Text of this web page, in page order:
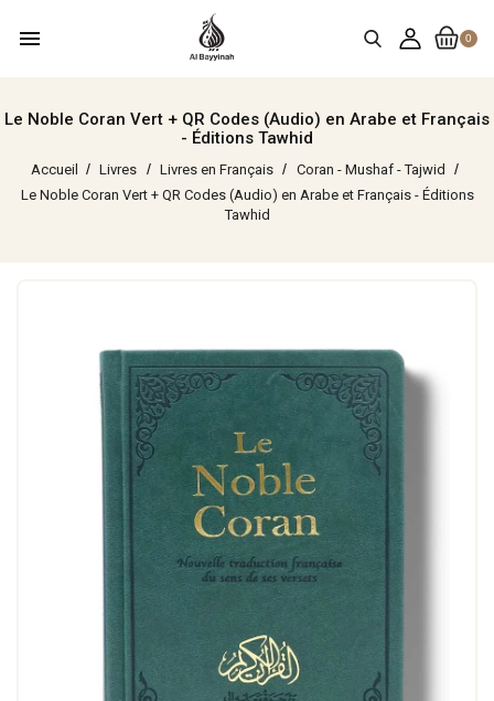
0
menu
Le Noble Coran Vert + QR Codes (Audio) en Arabe et Français
- Éditions Tawhid
Accueil Livres Livres en Français
Coran - Mushaf - Tajwid
Le Noble Coran Vert + QR Codes (Audio) en Arabe et Français - Éditions
Tawhid